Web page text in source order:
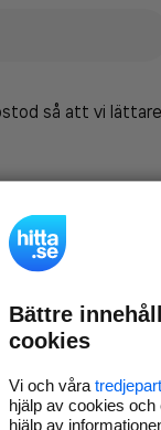
så att vi
Bättre
cookies
Vi och våra
hjälp av cookies
hjälp av